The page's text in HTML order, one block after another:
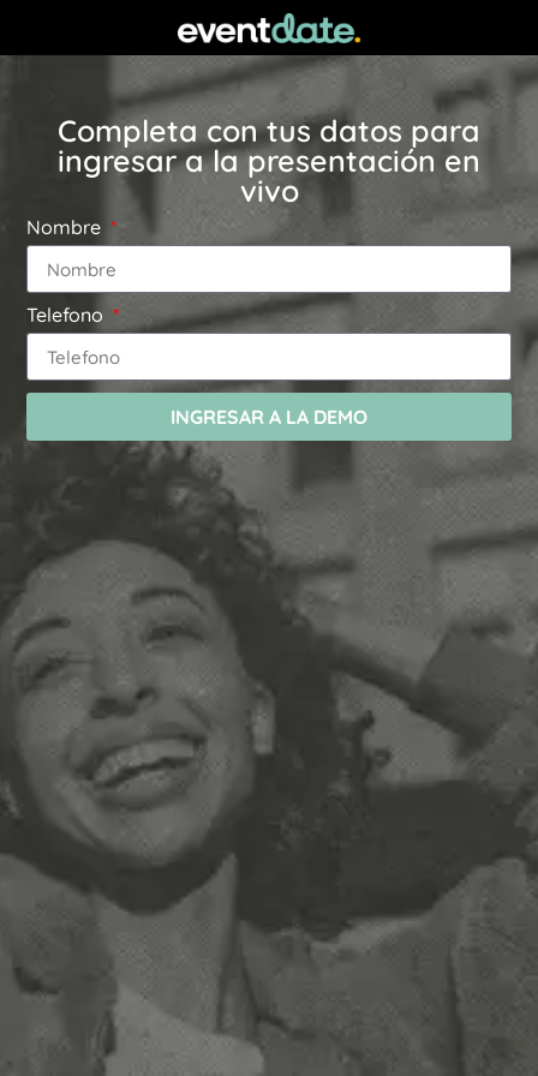
Completa con tus datos para
ingresar a la presentación en
vivo
Nombre
Telefono
INGRESAR A LA DEMO